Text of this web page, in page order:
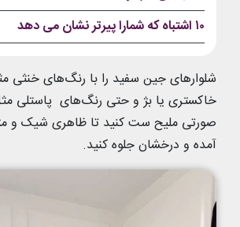
۱۰ اشتباه که شمارا پیرتر نشان می دهد
شلوارهای جین سفید را با رنگ‌های خنثی
خاکستری یا بژ و حتی رنگ‌های پاستلی‌
صورتی ملیح ست کنید تا ظاهری شیک و
آمده و درخشان جلوه کنید.